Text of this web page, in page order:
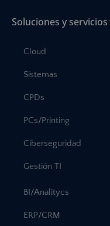
Soluciones y servicios
Cloud
Sistemas
CPDs
PCs/Printing
Ciberseguridad
Gestión TI
BI/Analitycs
ERP/CRM